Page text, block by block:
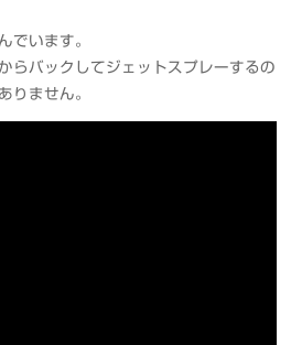
でいます。
らバックしてジェットスプレーするの
りません。